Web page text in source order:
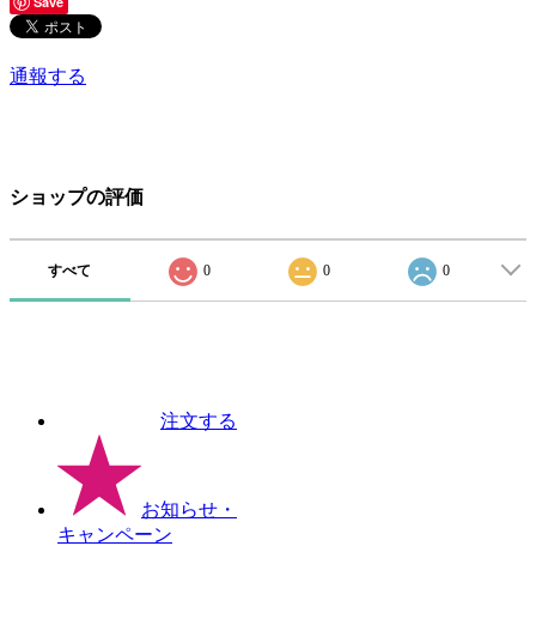
通報する
ショップの評価
すべて 0 0 0
注文する
お知らせ ・
キャンペーン